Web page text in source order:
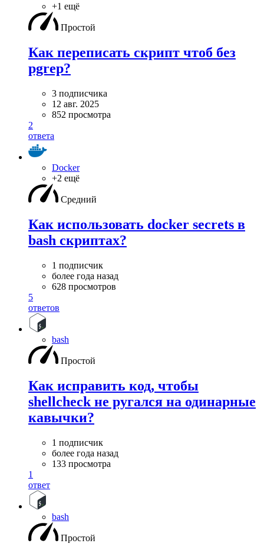
+1 ещё
Простой
Как переписать скрипт чтоб без
pgrep?
3 подписчика
12 авг. 2025
852 просмотра
2
ответа
Docker
+2 ещё
Средний
Как использовать docker secrets в
bash скриптах?
1 подписчик
более года назад
628 просмотров
5
ответов
bash
Простой
Как исправить код, чтобы
shellcheck не ругался на одинарные
кавычки?
1 подписчик
более года назад
133 просмотра
1
ответ
bash
Простой